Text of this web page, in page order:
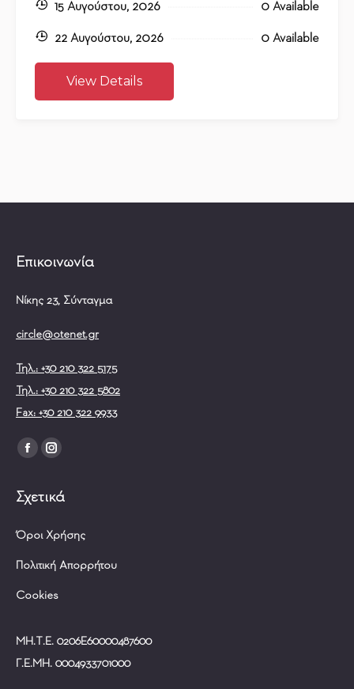
15 Αυγούστου, 2026 0 Available
22 Αυγούστου, 2026 0 Available
View Details
Επικοινωνία
Νίκης 23, Σύνταγμα
circle@otenet.gr
Τηλ.: +30 210 322 5175
Τηλ.: +30 210 322 5802
Fax: +30 210 322 9933
Find us on:
Facebook
opens
new
window
Instagram
opens
new
window
Σχετικά
Όροι Χρήσης
Πολιτική Απορρήτου
Cookies
ΜΗ.Τ.Ε. 0206Ε60000487600
Γ.Ε.ΜΗ. 0004933701000